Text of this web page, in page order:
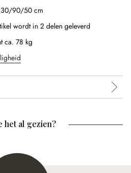
90/50 cm
wordt in 2 delen geleverd
ca. 78 kg
het al gezien?